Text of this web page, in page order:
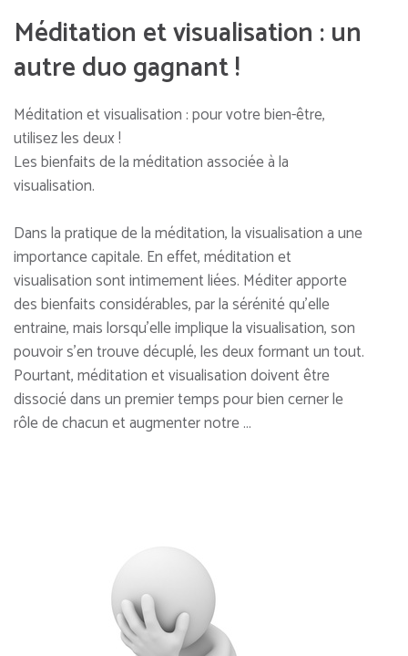
Méditation et visualisation : un
autre duo gagnant !
Méditation et visualisation : pour votre bien-être,
utilisez les deux !
Les bienfaits de la méditation associée à la
visualisation.
Dans la pratique de la méditation, la visualisation a une
importance capitale. En effet, méditation et
visualisation sont intimement liées. Méditer apporte
des bienfaits considérables, par la sérénité qu’elle
entraine, mais lorsqu’elle implique la visualisation, son
pouvoir s’en trouve décuplé, les deux formant un tout.
Pourtant, méditation et visualisation doivent être
dissocié dans un premier temps pour bien cerner le
rôle de chacun et augmenter notre …